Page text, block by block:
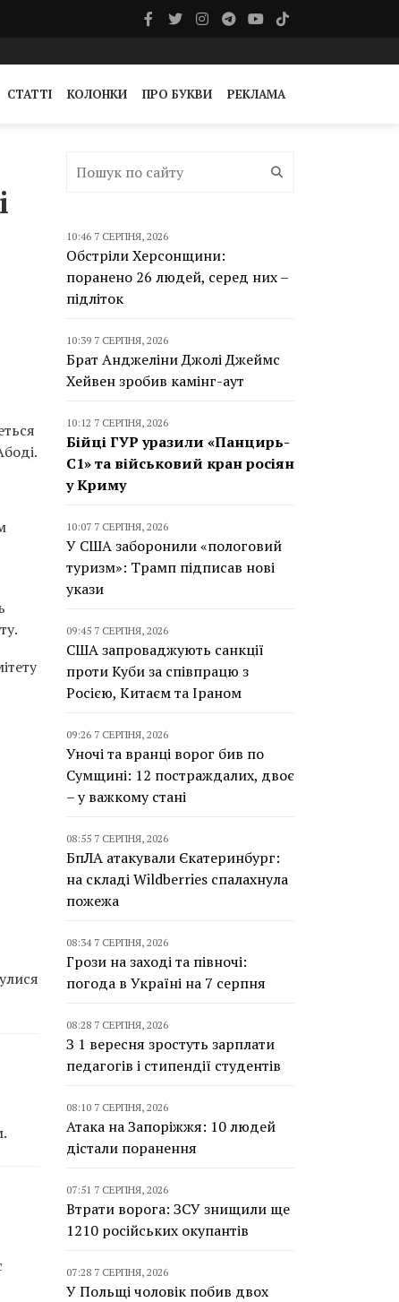
СТАТТІ КОЛОНКИ ПРО БУКВИ РЕКЛАМА
10:46 7 СЕРПНЯ, 2026
Обстріли Херсонщини:
поранено 26 людей, серед них –
підліток
10:39 7 СЕРПНЯ, 2026
Брат Анджеліни Джолі Джеймс
Хейвен зробив камінг-аут
10:12 7 СЕРПНЯ, 2026
Бійці ГУР уразили «Панцирь-
С1» та військовий кран росіян
у Криму
10:07 7 СЕРПНЯ, 2026
У США заборонили «пологовий
туризм»: Трамп підписав нові
укази
09:45 7 СЕРПНЯ, 2026
США запроваджують санкції
проти Куби за співпрацю з
Росією, Китаєм та Іраном
09:26 7 СЕРПНЯ, 2026
Уночі та вранці ворог бив по
Сумщині: 12 постраждалих, двоє
– у важкому стані
08:55 7 СЕРПНЯ, 2026
БпЛА атакували Єкатеринбург:
на складі Wildberries спалахнула
пожежа
08:34 7 СЕРПНЯ, 2026
Грози на заході та півночі:
погода в Україні на 7 серпня
08:28 7 СЕРПНЯ, 2026
З 1 вересня зростуть зарплати
педагогів і стипендії студентів
08:10 7 СЕРПНЯ, 2026
Атака на Запоріжжя: 10 людей
дістали поранення
07:51 7 СЕРПНЯ, 2026
Втрати ворога: ЗСУ знищили ще
1210 російських окупантів
07:28 7 СЕРПНЯ, 2026
У Польщі чоловік побив двох